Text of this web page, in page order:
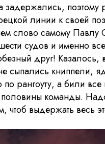
задержались,
линии к своей
слово самому Павлу
судов и именно
друг! Казалось,
сыпались книппели,
рангоуту, а били
команды.
выдержать весь